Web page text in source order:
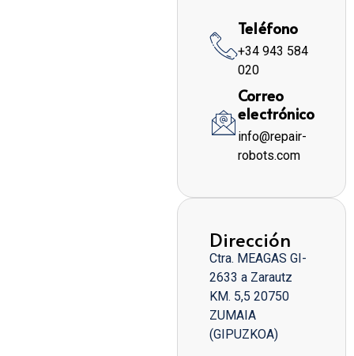
Teléfono
+34 943 584
020
Correo
electrónico
info@repair-
robots.com
Dirección
Ctra. MEAGAS GI-
2633 a Zarautz
KM. 5,5 20750
ZUMAIA
(GIPUZKOA)